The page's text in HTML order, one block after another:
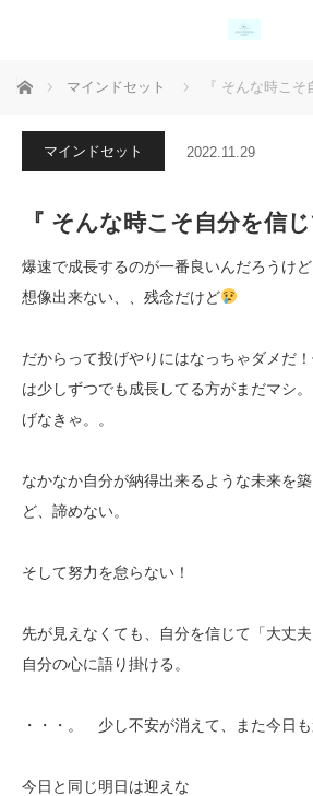
ホーム マインドセット 『 そんな時こそ
マインドセット 2022.11.29
『 そんな時こそ自分を信じ
爆速で成長するのが一番良いんだろうけ
想像出来ない、、残念だけど
だからって投げやりにはなっちゃダメだ
は少しずつでも成長してる方がまだマシ
げなきゃ。。
なかなか自分が納得出来るような未来を
ど、諦めない。
そして努力を怠らない！
先が見えなくても、自分を信じて「大丈
自分の心に語り掛ける。
・・・。 少し不安が消えて、また今日も
今日と同じ明日は迎えな